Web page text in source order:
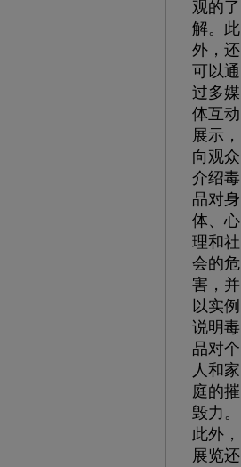
观的了
解。此
外，还
可以通
过多媒
体互动
展示，
向观众
介绍毒
品对身
体、心
理和社
会的危
害，并
以实例
说明毒
品对个
人和家
庭的摧
毁力。
此外，
展览还